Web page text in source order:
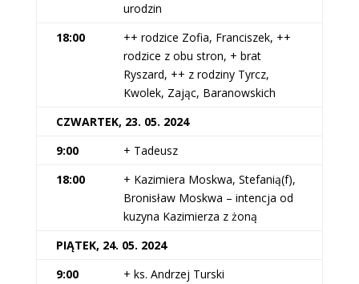
urodzin
18:00
++ rodzice Zofia, Franciszek, ++
rodzice z obu stron, + brat
Ryszard, ++ z rodziny Tyrcz,
Kwolek, Zając, Baranowskich
CZWARTEK, 23. 05. 2024
9:00
+ Tadeusz
18:00
+ Kazimiera Moskwa, Stefanią(f),
Bronisław Moskwa – intencja od
kuzyna Kazimierza z żoną
PIĄTEK, 24. 05. 2024
9:00
+ ks. Andrzej Turski